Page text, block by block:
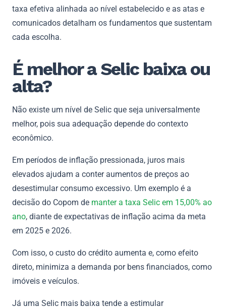
taxa efetiva alinhada ao nível estabelecido e as atas e
comunicados detalham os fundamentos que sustentam
cada escolha.
É melhor a Selic baixa ou
alta?
Não existe um nível de Selic que seja universalmente
melhor, pois sua adequação depende do contexto
econômico.
Em períodos de inflação pressionada, juros mais
elevados ajudam a conter aumentos de preços ao
desestimular consumo excessivo. Um exemplo é a
decisão do Copom de manter a taxa Selic em 15,00% ao
ano, diante de expectativas de inflação acima da meta
em 2025 e 2026.
Com isso, o custo do crédito aumenta e, como efeito
direto, minimiza a demanda por bens financiados, como
imóveis e veículos.
Já uma Selic mais baixa tende a estimular